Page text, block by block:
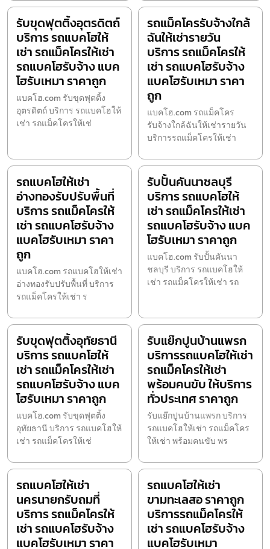
รับขุดฟุตติ้งอุตรดิตถ์
บริการ รถแบคโฮให้
เช่า รถแม็คโครให้เช่า
รถแบคโฮรับจ้าง แบค
โฮรับเหมา ราคาถูก
แบคโฮ.com รับขุดฟุตติ้ง
อุตรดิตถ์ บริการ รถแบคโฮให้
เช่า รถแม็คโครให้เช่
รถแม็คโครรับจ้างใกล้
ฉันให้เช่ารายวัน
บริการ รถแม็คโครให้
เช่า รถแบคโฮรับจ้าง
แบคโฮรับเหมา ราคา
ถูก
แบคโฮ.com รถแม็คโคร
รับจ้างใกล้ฉันให้เช่ารายวัน
บริการรถแม็คโครให้เช่า
รถแบคโฮให้เช่า
อ่างทองรับปรับพื้นที่
บริการ รถแม็คโครให้
เช่า รถแบคโฮรับจ้าง
แบคโฮรับเหมา ราคา
ถูก
แบคโฮ.com รถแบคโฮให้เช่า
อ่างทองรับปรับพื้นที่ บริการ
รถแม็คโครให้เช่า ร
รับปั้นคันนาชลบุรี
บริการ รถแบคโฮให้
เช่า รถแม็คโครให้เช่า
รถแบคโฮรับจ้าง แบค
โฮรับเหมา ราคาถูก
แบคโฮ.com รับปั้นคันนา
ชลบุรี บริการ รถแบคโฮให้
เช่า รถแม็คโครให้เช่า รถ
รับขุดฟุตติ้งอุทัยธานี
บริการ รถแบคโฮให้
เช่า รถแม็คโครให้เช่า
รถแบคโฮรับจ้าง แบค
โฮรับเหมา ราคาถูก
แบคโฮ.com รับขุดฟุตติ้ง
อุทัยธานี บริการ รถแบคโฮให้
เช่า รถแม็คโครให้เช่
รับแย๊กปูนบ้านแพรก
บริการรถแบคโฮให้เช่า
รถแม็คโครให้เช่า
พร้อมคนขับ ให้บริการ
ทั่วประเทศ ราคาถูก
รับแย๊กปูนบ้านแพรก บริการ
รถแบคโฮให้เช่า รถแม็คโคร
ให้เช่า พร้อมคนขับ พร
รถแบคโฮให้เช่า
นครนายกรับถมที่
บริการ รถแม็คโครให้
เช่า รถแบคโฮรับจ้าง
แบคโฮรับเหมา ราคา
รถแบคโฮให้เช่า
ขามทะเลสอ ราคาถูก
บริการรถแม็คโครให้
เช่า รถแบคโฮรับจ้าง
แบคโฮรับเหมา